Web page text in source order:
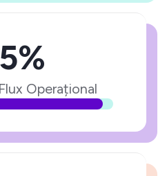
Operațional